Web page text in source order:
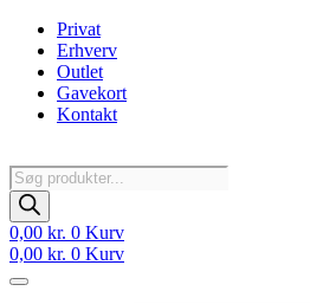
Videre
indhold
Privat
Erhverv
Outlet
Gavekort
Kontakt
Products
search
0,00 kr. 0 Kurv
0,00 kr. 0 Kurv